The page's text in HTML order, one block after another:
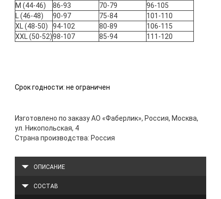
M (44-46)
86-93 70-79
96-105
L (46-48)
90-97 75-84
101-110
XL (48-50)
94-102 80-89
106-115
XXL (50-52)98-107 85-94 111-120
Срок годности: не ограничен
Изготовлено по заказу АО «Фаберлик», Россия, Москва,
ул. Никопольская, 4
Страна производства: Россия
ОПИСАНИЕ
СОСТАВ